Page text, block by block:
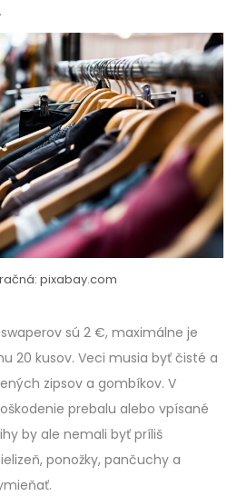
pixabay.com
sú 2 €, maximálne je
20 kusov. Veci musia byť čisté a
zipsov a gombíkov. V
prebalu alebo vpísané
by ale nemali byť príliš
ponožky, pančuchy a